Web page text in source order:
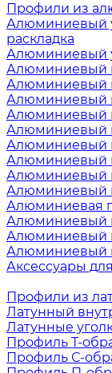
Профили из
Алюминиевый
раскладка
Алюминиевый
Алюминиевый
Алюминиевый
Алюминиевый
Алюминиевый
Алюминиевый
Алюминиевый
Алюминиевый
Алюминиевый
Алюминиевый
Алюминиевая
Алюминиевый
Алюминиевый
Алюминиевый
Аксессуары
Профили из
Латунный
Латунные
Профиль Т-
Профиль С-